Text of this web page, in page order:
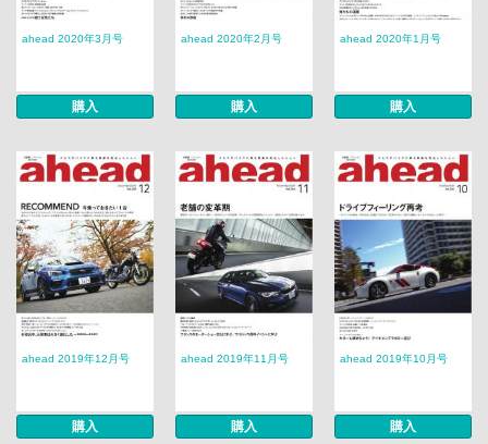
ahead 2020年3月号
購入
ahead 2020年2月号
購入
ahead 2020年1月号
購入
ahead 2019年12月号
購入
ahead 2019年11月号
購入
ahead 2019年10月号
購入